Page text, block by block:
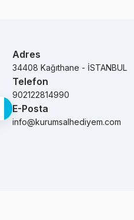
Kayıt Ol
Adres
34408 Kağıthane - İSTANBUL
Telefon
902122814990
E-Posta
info@kurumsalhediyem.com